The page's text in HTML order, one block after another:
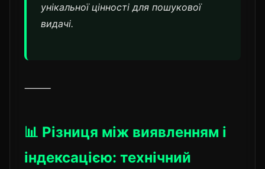
унікальної цінності для пошукової
видачі.
⸻
📊 Різниця між виявленням і
індексацією: технічний